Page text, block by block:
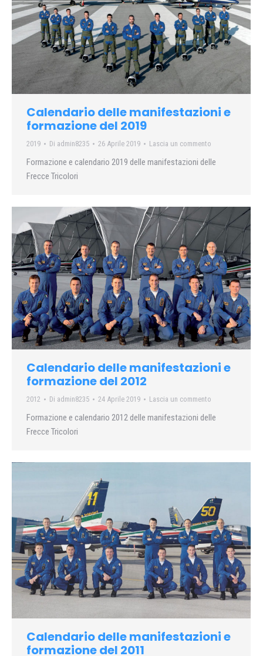
Calendario delle manifestazioni e
formazione del 2019
2019 Di admin8235 26 Aprile 2019 Lascia un commento
Formazione e calendario 2019 delle manifestazioni delle
Frecce Tricolori
Calendario delle manifestazioni e
formazione del 2012
2012 Di admin8235 24 Aprile 2019 Lascia un commento
Formazione e calendario 2012 delle manifestazioni delle
Frecce Tricolori
Calendario delle manifestazioni e
formazione del 2011